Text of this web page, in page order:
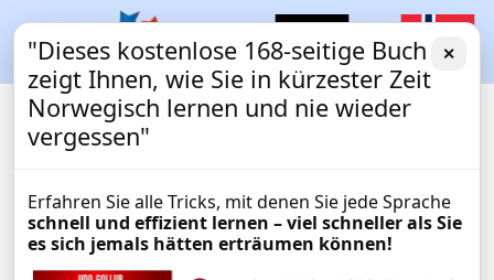
"Dieses kostenlose 168-seitige Buch
zeigt Ihnen, wie Sie in kürzester Zeit
Norwegisch lernen und nie wieder
vergessen"
✕
Erfahren Sie alle Tricks, mit denen Sie jede Sprache
schnell und effizient lernen – viel schneller als Sie
es sich jemals hätten erträumen können!